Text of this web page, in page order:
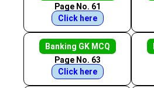
Page No. 61
Click here
Banking GK MCQ
Page No. 63
Click here